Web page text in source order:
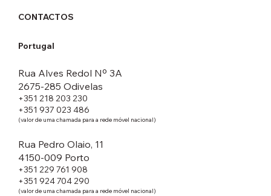
CONTACTOS
Portugal
Rua Alves Redol Nº 3A
2675-285 Odivelas
+351 218 203 230
+351 937 023 486
(valor de uma chamada para a rede móvel nacional)
Rua Pedro Olaio, 11
4150-009 Porto
+351 229 761 908
+351 924 704 290
(valor de uma chamada para a rede móvel nacional)